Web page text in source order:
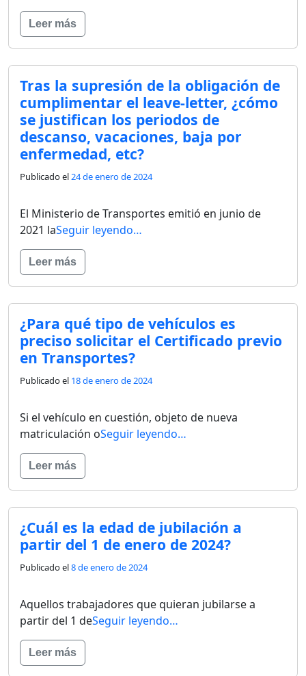
Leer más
Tras la supresión de la obligación de
cumplimentar el leave-letter, ¿cómo
se justifican los periodos de
descanso, vacaciones, baja por
enfermedad, etc?
Publicado el24 de enero de 2024
El Ministerio de Transportes emitió en junio de
2021 laSeguir leyendo…
Leer más
¿Para qué tipo de vehículos es
preciso solicitar el Certificado previo
en Transportes?
Publicado el 18 de enero de 2024
Si el vehículo en cuestión, objeto de nueva
matriculación oSeguir leyendo…
Leer más
¿Cuál es la edad de jubilación a
partir del 1 de enero de 2024?
Publicado el8 de enero de 2024
Aquellos trabajadores que quieran jubilarse a
partir del 1 deSeguir leyendo…
Leer más